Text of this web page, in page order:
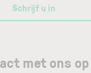
met ons
Schrijf u in